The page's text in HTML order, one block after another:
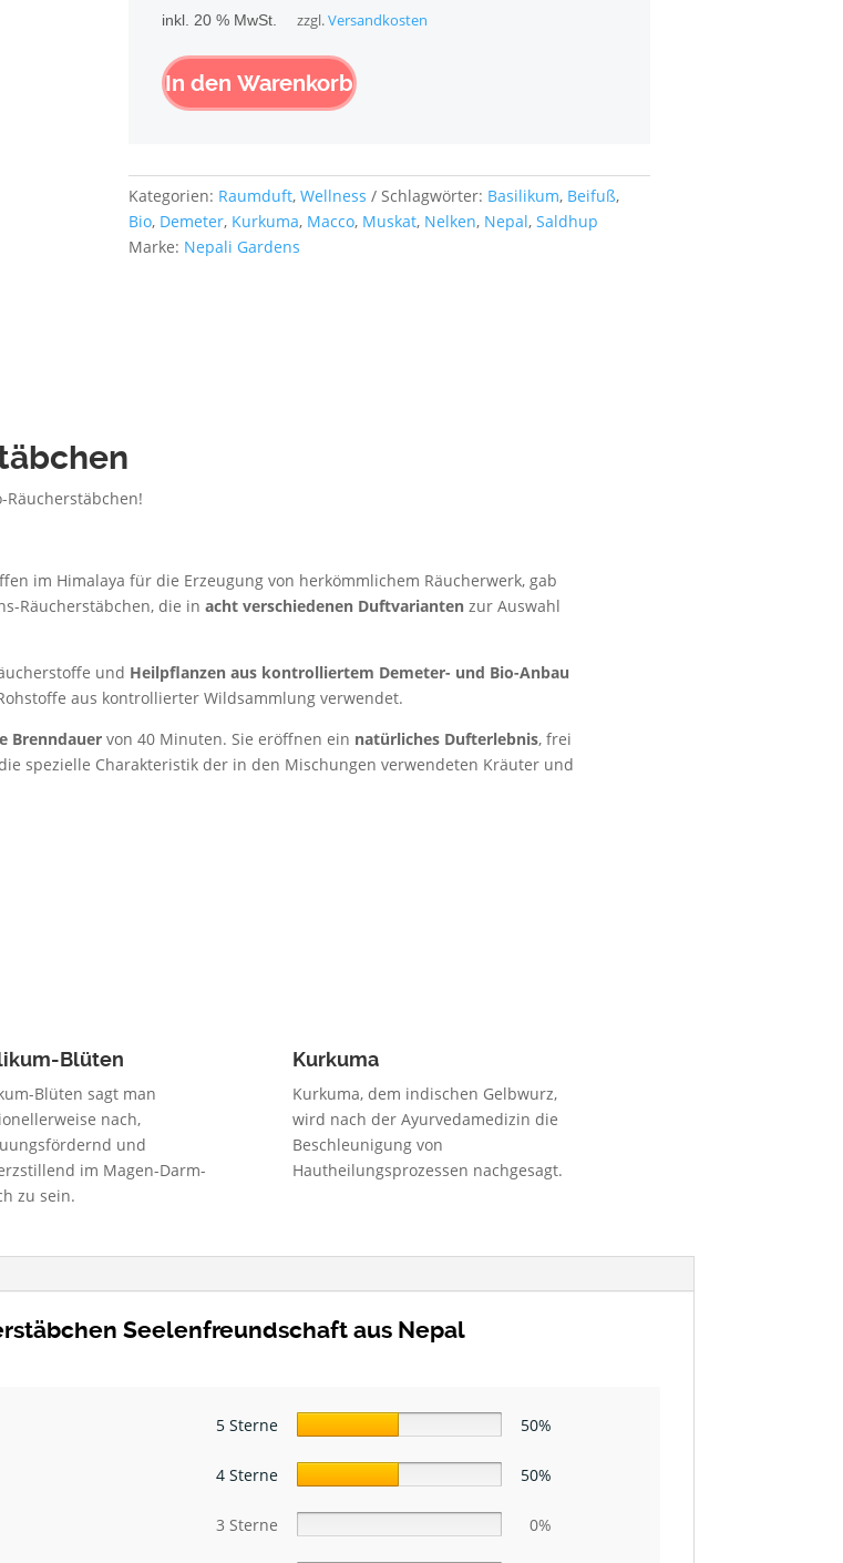
Nepal
Menge
inkl. 20 % MwSt. zzgl.Versandkosten
In den Warenkorb
Kategorien: Raumduft,Wellness Schlagwörter: Basilikum, Beifuß,
Bio, Demeter, Kurkuma, Macco, Muskat, Nelken, Nepal,Saldhup
Marke: Nepali Gardens
Räucherstäbchen!
im Himalaya für die Erzeugung von herkömmlichem Räucherwerk, gab
Räucherstäbchen, die in acht verschiedenen Duftvarianten zur Auswahl
und Heilpﬂanzen aus kontrolliertem Demeter- und Bio-Anbau
aus kontrollierter Wildsammlung verwendet.
Brenndauer von 40 Minuten. Sie eröffnen ein natürliches Dufterlebnis, frei
spezielle Charakteristik der in den Mischungen verwendeten Kräuter und
Blüten
Blüten sagt man
nach,
und
im Magen-Darm-
zu sein.
Kurkuma
Kurkuma, dem indischen Gelbwurz,
wird nach der Ayurvedamedizin die
Beschleunigung von
Hautheilungsprozessen nachgesagt.
Seelenfreundschaft aus Nepal
5 Sterne 50%
4 Sterne 50%
3 Sterne 0%